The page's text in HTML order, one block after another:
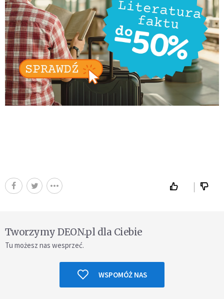
Tworzymy DEON.pl dla Ciebie
Tu możesz nas wesprzeć.
WSPOMÓŻ NAS